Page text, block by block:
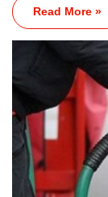
Read More »